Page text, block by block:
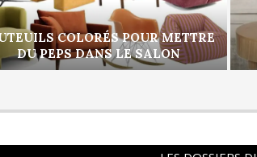
COLORÉS POUR METTRE
DU PEPS DANS LE SALON